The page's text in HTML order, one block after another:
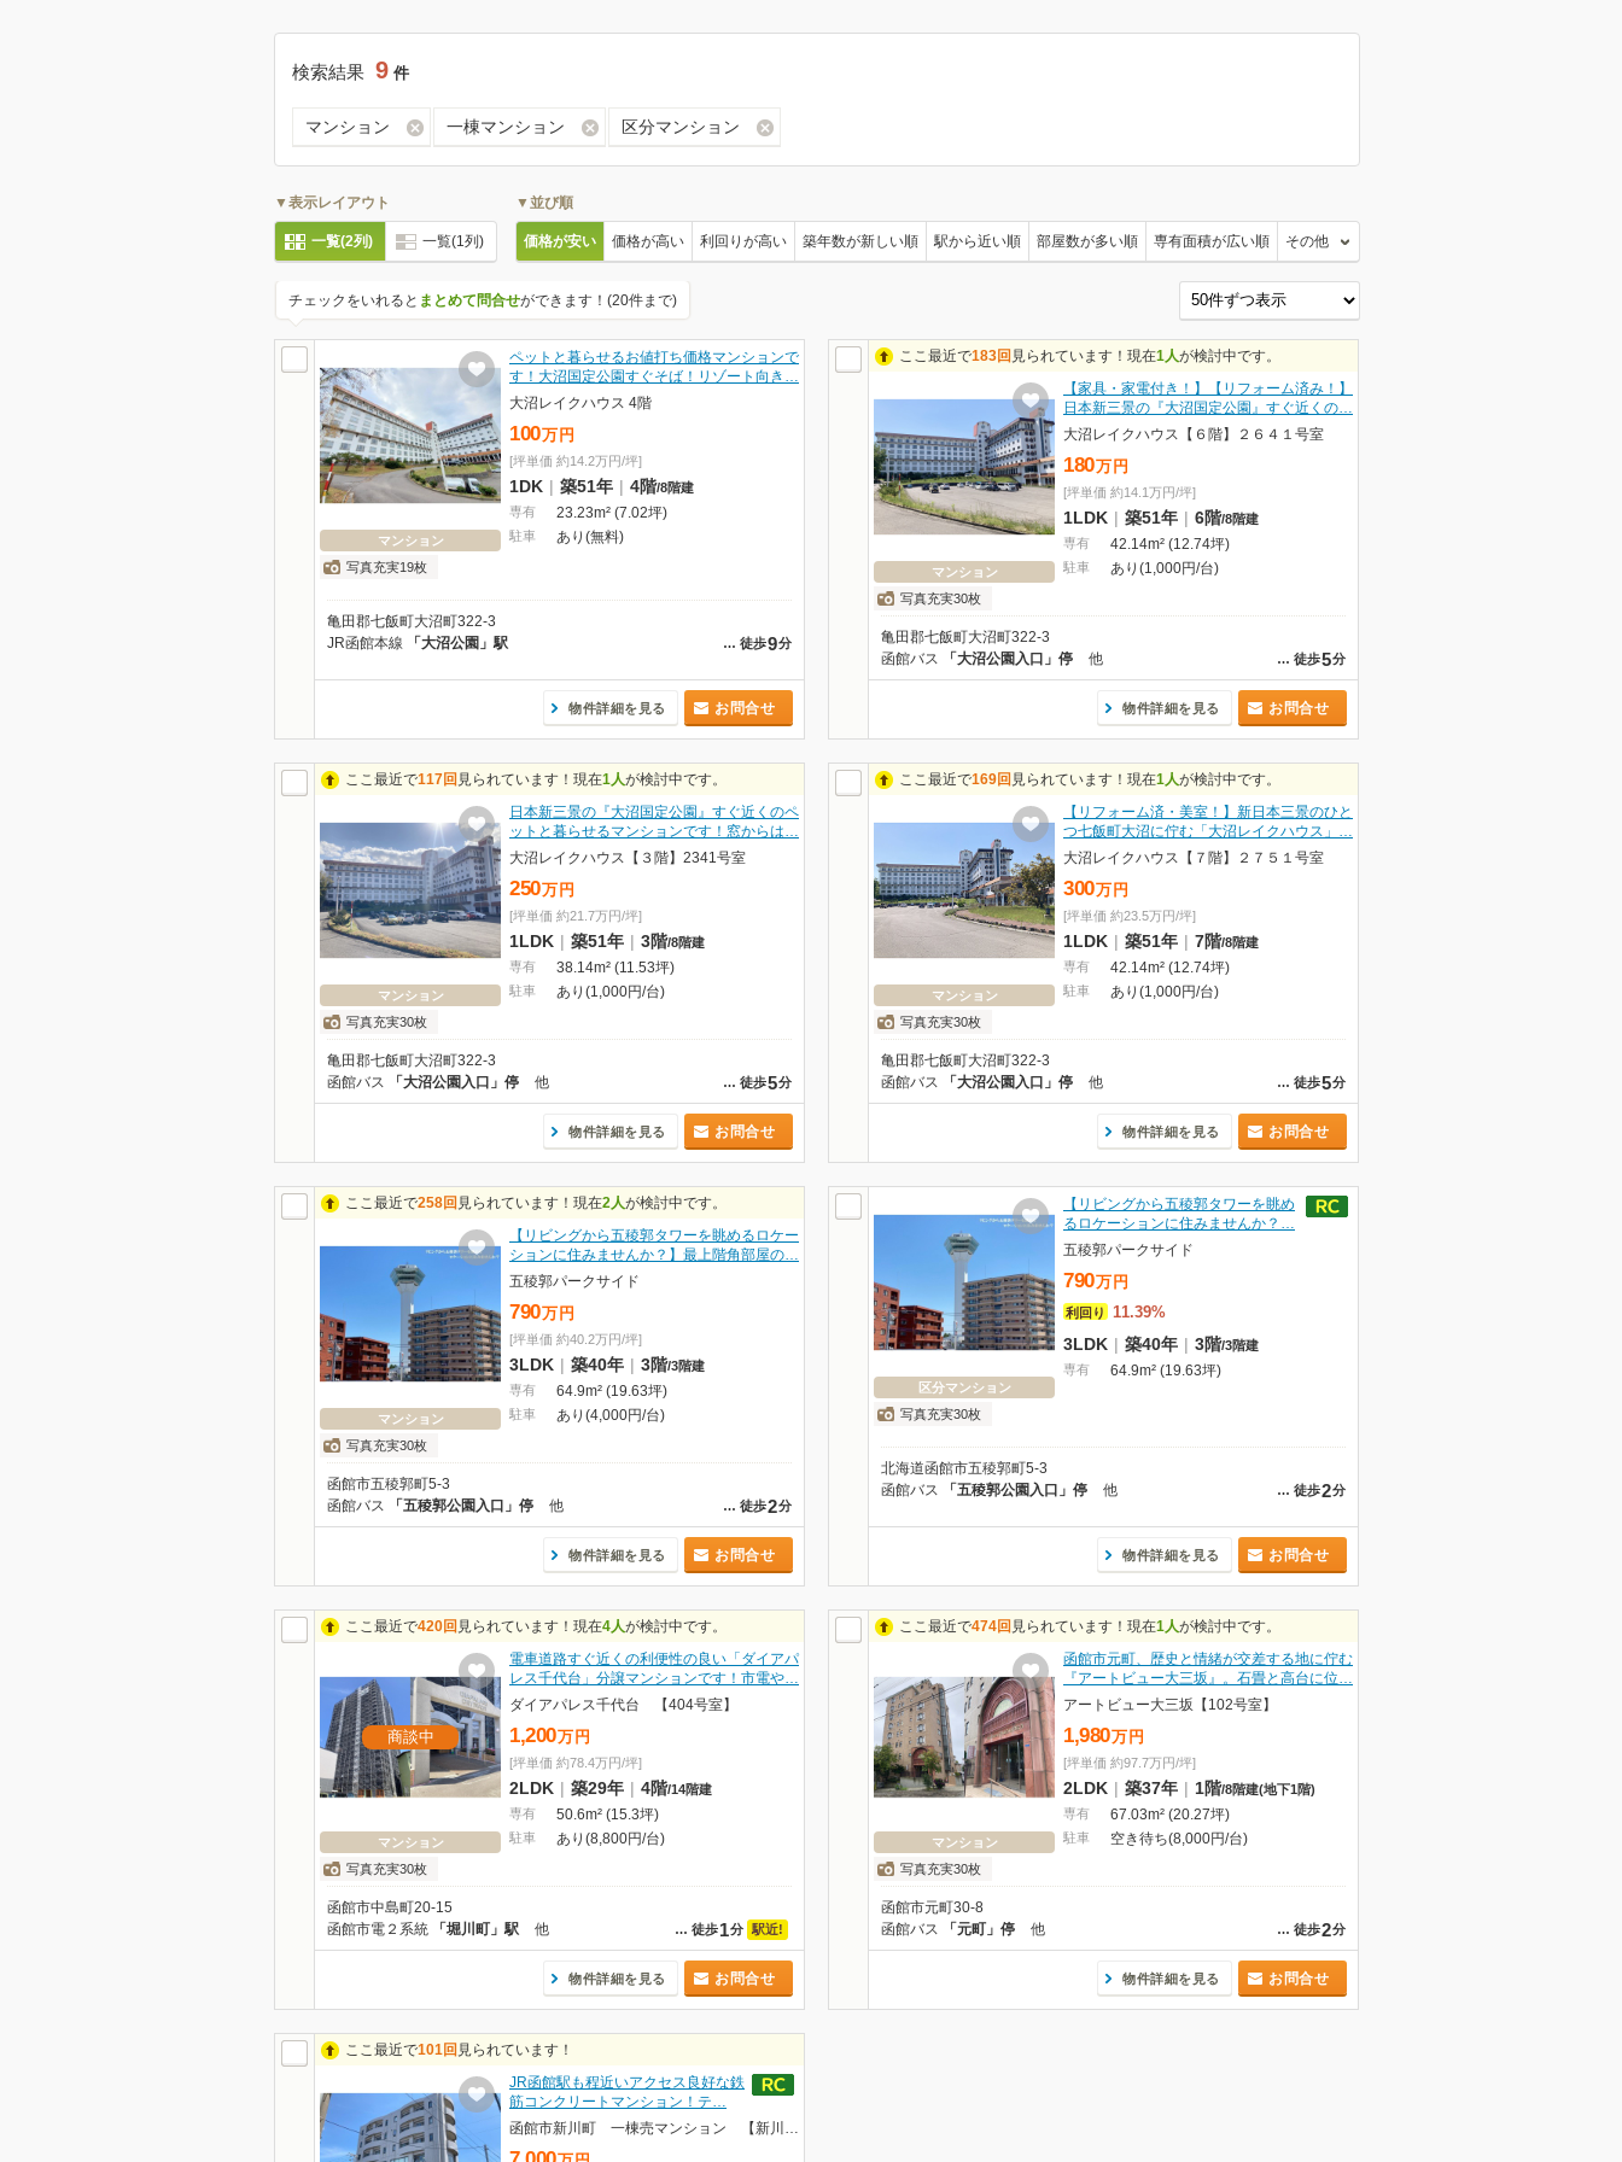
検索結果 9 件
マンション 一棟マンション 区分マンション
▼表示レイアウト
一覧(2列) 一覧(1列)
▼並び順
価格が安い 価格が高い 利回りが高い 築年数が新しい順 駅から近い順 部屋数が多い順 専有面積が広い順 その他
チェックをいれると まとめて問合せができます！(20件まで)
マンション
写真充実19枚
ペットと暮らせるお値打ち価格マンションで
す！大沼国定公園すぐそば！リゾート向き…
大沼レイクハウス 4階
100万 円
[坪単価 約14.2万円/坪]
1DK | 築51年 | 4階/8階建
専有
23.23m² (7.02坪)
駐車 あり(無料)
亀田郡七飯町大沼町322-3
… 徒歩9分
JR函館本線 「大沼公園」駅
物件詳細を見る お問合せ
ここ最近で183回 見られています！現在1人が検討中です。
マンション
写真充実30枚
【家具・家電付き！】【リフォーム済み！】
日本新三景の『大沼国定公園』すぐ近くの…
大沼レイクハウス【６階】２６４１号室
180万 円
[坪単価 約14.1万円/坪]
1LDK | 築51年 | 6階/8階建
専有
42.14m² (12.74坪)
駐車 あり(1,000円/台)
亀田郡七飯町大沼町322-3
… 徒歩5分
函館バス 「大沼公園入口」停 他
物件詳細を見る お問合せ
ここ最近で117回 見られています！現在1人が検討中です。
マンション
写真充実30枚
日本新三景の『大沼国定公園』すぐ近くのペ
ットと暮らせるマンションです！窓からは…
大沼レイクハウス【３階】2341号室
250万 円
[坪単価 約21.7万円/坪]
1LDK | 築51年 | 3階/8階建
専有
38.14m² (11.53坪)
駐車 あり(1,000円/台)
亀田郡七飯町大沼町322-3
… 徒歩5分
函館バス 「大沼公園入口」停 他
物件詳細を見る お問合せ
ここ最近で169回 見られています！現在1人が検討中です。
マンション
写真充実30枚
【リフォーム済・美室！】新日本三景のひと
つ七飯町大沼に佇む「大沼レイクハウス」…
大沼レイクハウス【７階】２７５１号室
300万 円
[坪単価 約23.5万円/坪]
1LDK | 築51年 | 7階/8階建
専有
42.14m² (12.74坪)
駐車 あり(1,000円/台)
亀田郡七飯町大沼町322-3
… 徒歩5分
函館バス 「大沼公園入口」停 他
物件詳細を見る お問合せ
ここ最近で258回 見られています！現在2人が検討中です。
マンション
写真充実30枚
【リビングから五稜郭タワーを眺めるロケー
ションに住みませんか？】最上階角部屋の…
五稜郭パークサイド
790万 円
[坪単価 約40.2万円/坪]
3LDK | 築40年 | 3階/3階建
専有
64.9m² (19.63坪)
駐車 あり(4,000円/台)
函館市五稜郭町5-3
… 徒歩2分
函館バス 「五稜郭公園入口」停 他
物件詳細を見る お問合せ
区分マンション
写真充実30枚
【リビングから五稜郭タワーを眺め
るロケーションに住みませんか？…
五稜郭パークサイド
790万 円
利回り 11.39%
3LDK | 築40年 | 3階/3階建
専有
64.9m² (19.63坪)
北海道函館市五稜郭町5-3
… 徒歩2分
函館バス 「五稜郭公園入口」停 他
物件詳細を見る お問合せ
ここ最近で420回 見られています！現在4人が検討中です。
商談中
マンション
写真充実30枚
電車道路すぐ近くの利便性の良い「ダイアパ
レス千代台」分譲マンションです！市電や…
ダイアパレス千代台 【404号室】
1,200万 円
[坪単価 約78.4万円/坪]
2LDK | 築29年 | 4階/14階建
専有
50.6m² (15.3坪)
駐車 あり(8,800円/台)
函館市中島町20-15
… 徒歩1分 駅近!
函館市電２系統 「堀川町」駅 他
物件詳細を見る お問合せ
ここ最近で474回 見られています！現在1人が検討中です。
マンション
写真充実30枚
函館市元町、歴史と情緒が交差する地に佇む
『アートビュー大三坂』。石畳と高台に位…
アートビュー大三坂【102号室】
1,980万 円
[坪単価 約97.7万円/坪]
2LDK | 築37年 | 1階/8階建(地下1階)
専有
67.03m² (20.27坪)
駐車 空き待ち(8,000円/台)
函館市元町30-8
… 徒歩2分
函館バス 「元町」停 他
物件詳細を見る お問合せ
ここ最近で101回 見られています！
JR函館駅も程近いアクセス良好な鉄
筋コンクリートマンション！テ…
函館市新川町 一棟売マンション 【新川町ビル】